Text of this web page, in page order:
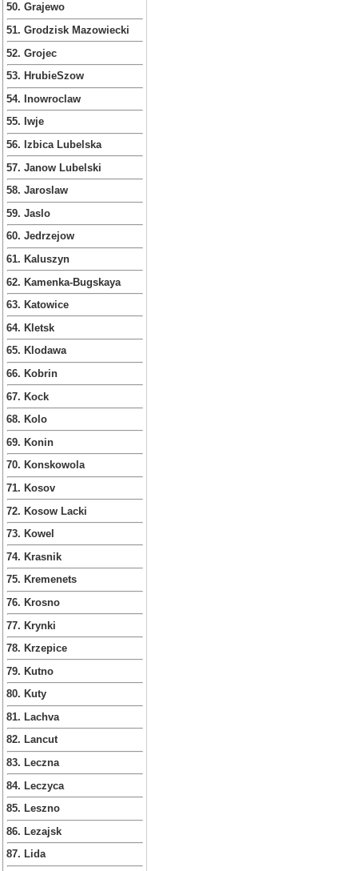
50. Grajewo
51. Grodzisk Mazowiecki
52. Grojec
53. HrubieSzow
54. Inowroclaw
55. Iwje
56. Izbica Lubelska
57. Janow Lubelski
58. Jaroslaw
59. Jaslo
60. Jedrzejow
61. Kaluszyn
62. Kamenka-Bugskaya
63. Katowice
64. Kletsk
65. Klodawa
66. Kobrin
67. Kock
68. Kolo
69. Konin
70. Konskowola
71. Kosov
72. Kosow Lacki
73. Kowel
74. Krasnik
75. Kremenets
76. Krosno
77. Krynki
78. Krzepice
79. Kutno
80. Kuty
81. Lachva
82. Lancut
83. Leczna
84. Leczyca
85. Leszno
86. Lezajsk
87. Lida